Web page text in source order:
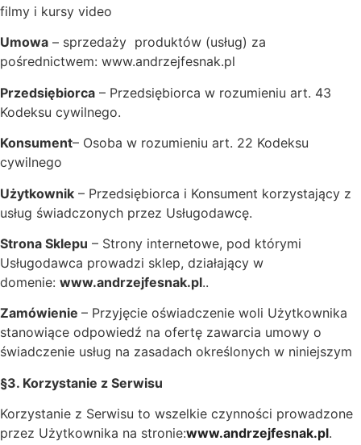
filmy i kursy video
Umowa – sprzedaży produktów (usług) za
pośrednictwem: www.andrzejfesnak.pl
Przedsiębiorca – Przedsiębiorca w rozumieniu art. 43
Kodeksu cywilnego.
Konsument– Osoba w rozumieniu art. 22 Kodeksu
cywilnego
Użytkownik – Przedsiębiorca i Konsument korzystający z
usług świadczonych przez Usługodawcę.
Strona Sklepu – Strony internetowe, pod którymi
Usługodawca prowadzi sklep, działający w
domenie: www.andrzejfesnak.pl..
Zamówienie – Przyjęcie oświadczenie woli Użytkownika
stanowiące odpowiedź na ofertę zawarcia umowy o
świadczenie usług na zasadach określonych w niniejszym
§3. Korzystanie z Serwisu
Korzystanie z Serwisu to wszelkie czynności prowadzone
przez Użytkownika na stronie:www.andrzejfesnak.pl.